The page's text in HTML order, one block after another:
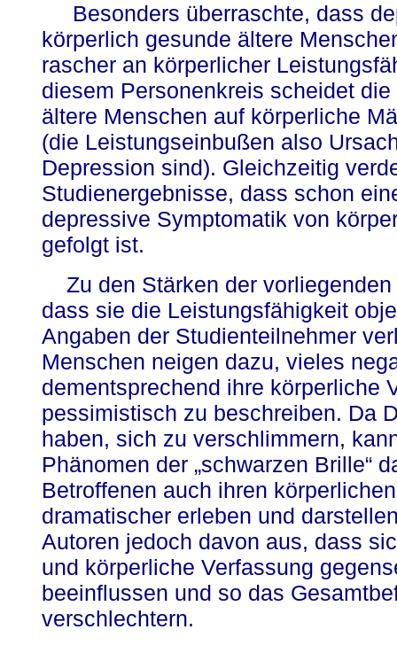
Besonders überraschte, dass
körperlich gesunde ältere
rascher an körperlicher
diesem Personenkreis scheidet
ältere Menschen auf körperliche
(die Leistungseinbußen also
Depression sind). Gleichzeitig
Studienergebnisse, dass schon
depressive Symptomatik von
gefolgt ist.
Zu den Stärken der
dass sie die Leistungsfähigkeit
Angaben der Studienteilnehmer
Menschen neigen dazu, vieles
dementsprechend ihre körperliche
pessimistisch zu beschreiben. Da
haben, sich zu verschlimmern,
Phänomen der „schwarzen Brille“
Betroffenen auch ihren
dramatischer erleben und
Autoren jedoch davon aus, dass
und körperliche Verfassung
beeinflussen und so das
verschlechtern.